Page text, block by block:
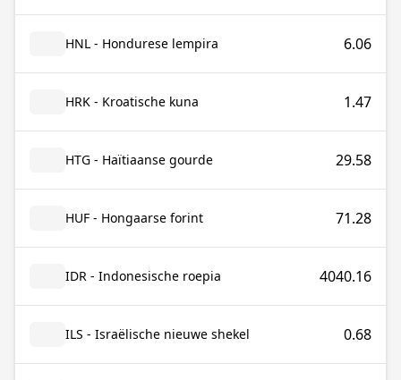
HNL - Hondurese lempira 6.06
HRK - Kroatische kuna 1.47
HTG - Haïtiaanse gourde 29.58
HUF - Hongaarse forint 71.28
IDR - Indonesische roepia 4040.16
ILS - Israëlische nieuwe shekel 0.68